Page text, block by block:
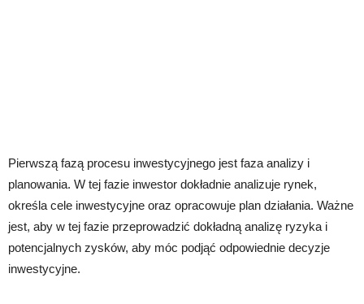
Pierwszą fazą procesu inwestycyjnego jest faza analizy i
planowania. W tej fazie inwestor dokładnie analizuje rynek,
określa cele inwestycyjne oraz opracowuje plan działania. Ważne
jest, aby w tej fazie przeprowadzić dokładną analizę ryzyka i
potencjalnych zysków, aby móc podjąć odpowiednie decyzje
inwestycyjne.